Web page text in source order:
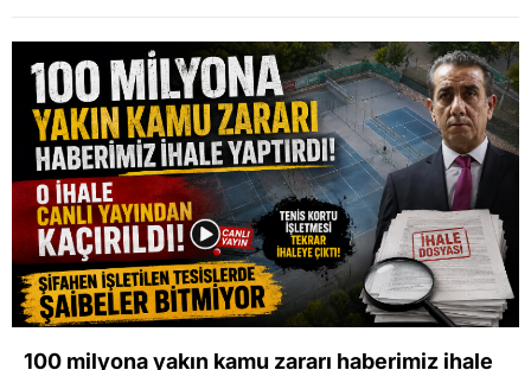
100 milyona yakın kamu zararı haberimiz ihale